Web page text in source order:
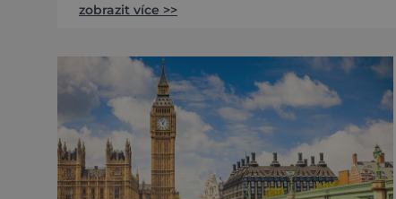
bohatý herec a divadelník ze 17. století
zobrazit více >>